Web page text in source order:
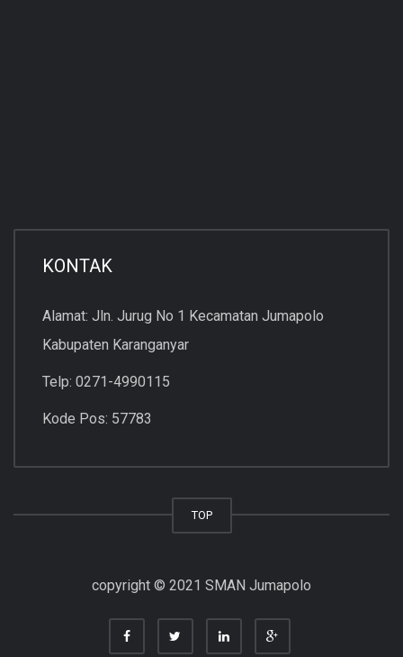
KONTAK
Alamat: Jln. Jurug No 1 Kecamatan Jumapolo
Kabupaten Karanganyar
Telp: 0271-4990115
Kode Pos: 57783
TOP
copyright © 2021 SMAN Jumapolo